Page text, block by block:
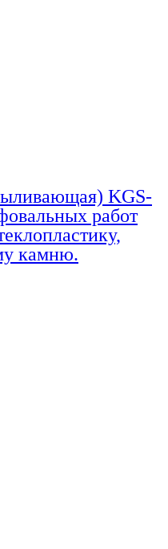
KGS-
работ
камню.